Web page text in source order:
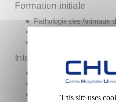
Formation initiale
Pathologie des Animaux
Médecine des Animaux
Internats
Clinique des Animaux de
Médecine et chirurgie
Clinique bovine
This site uses